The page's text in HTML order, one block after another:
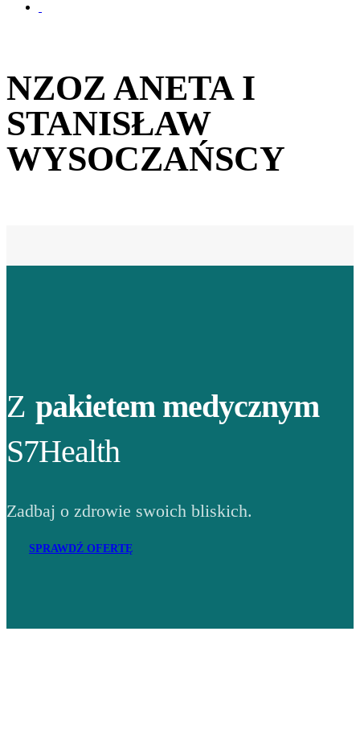
NZOZ ANETA I
STANISŁAW
WYSOCZAŃSCY
Z pakietem medycznym
S7Health
Zadbaj o zdrowie swoich bliskich.
SPRAWDŹ OFERTĘ